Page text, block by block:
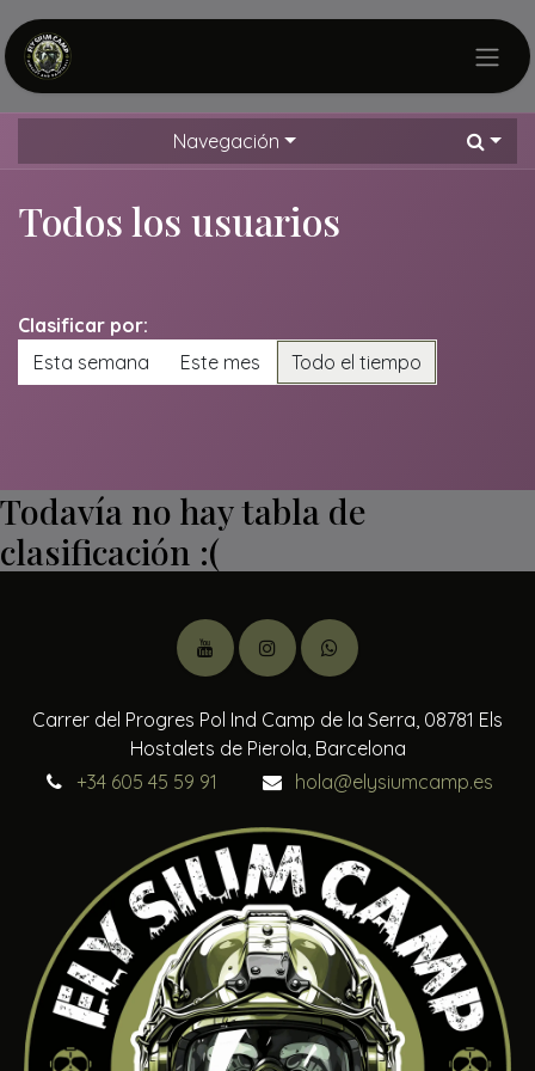
Ir al contenido
Navegación
Todos los usuarios
Clasificar por:
Esta semana
Este mes Todo el tiempo
Todavía no hay tabla de
clasificación :(
Carrer del Progres Pol Ind Camp de la Serra, 08781 Els
Hostalets de Pierola, Barcelona
+34 605 45 59 91
hola@elysiumcamp.es